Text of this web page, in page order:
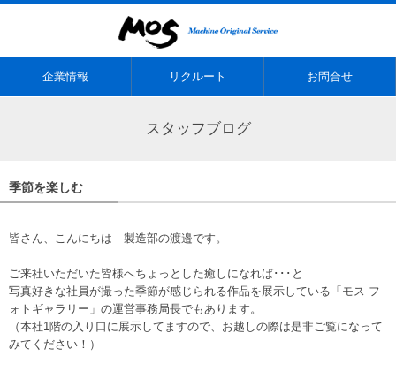
企業情報 リクルート お問合せ
スタッフブログ
季節を楽しむ
皆さん、こんにちは 製造部の渡邉です。
ご来社いただいた皆様へちょっとした癒しになれば･･･と
写真好きな社員が撮った季節が感じられる作品を展示している「モス フ
ォトギャラリー」の運営事務局長でもあります。
（本社1階の入り口に展示してますので、お越しの際は是非ご覧になって
みてください！）